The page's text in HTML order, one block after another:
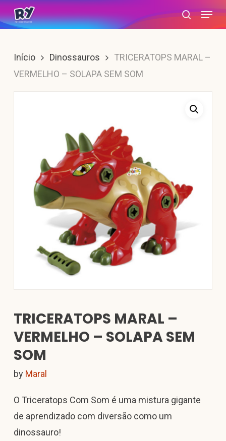
Skip
to
content
search
Menu
Início Dinossauros
TRICERATOPS MARAL –
VERMELHO – SOLAPA SEM SOM
TRICERATOPS MARAL –
VERMELHO – SOLAPA SEM
SOM
by Maral
O Triceratops Com Som é uma mistura gigante
de aprendizado com diversão como um
dinossauro!